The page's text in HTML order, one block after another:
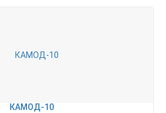
КАМОД-10